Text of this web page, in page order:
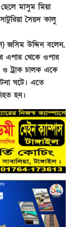
মাসুম মিয়া
সৈয়দ কালু
জসিম উদ্দিন বলেন,
এপার থেকে ওপার
ও ট্রাক চালক একে
ঘটে। এতে
হন।